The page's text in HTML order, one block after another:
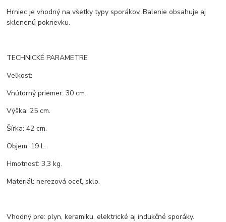
Hrniec je vhodný na všetky typy sporákov. Balenie obsahuje aj
sklenenú pokrievku.
TECHNICKÉ PARAMETRE
Veľkosť:
Vnútorný priemer: 30 cm.
Výška: 25 cm.
Šírka: 42 cm.
Objem: 19 L.
Hmotnosť: 3,3 kg.
Materiál: nerezová oceľ, sklo.
Vhodný pre: plyn, keramiku, elektrické aj indukčné sporáky.